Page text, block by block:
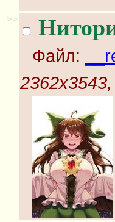
>>
Файл: